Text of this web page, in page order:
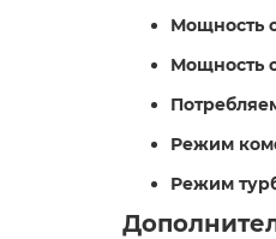
Мощность
Мощность
Режим
Режим